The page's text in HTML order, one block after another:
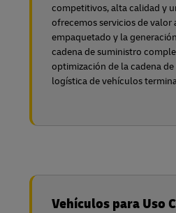
competitivos, alta calidad y
ofrecemos servicios de
empaquetado y la
cadena de suministro
optimización de la cadena
logística de vehículos
Vehículos para Uso